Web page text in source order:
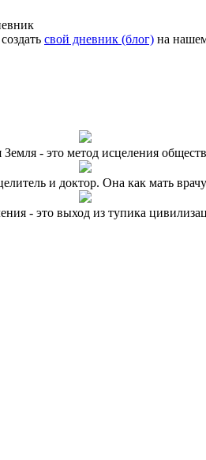
свой дневник (блог) на
Земля - это метод исцеления
и доктор. Она как мать
- это выход из тупика